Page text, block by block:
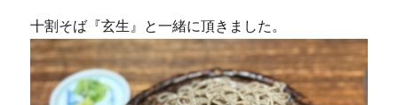
十割そば『玄生』と一緒に頂きました。